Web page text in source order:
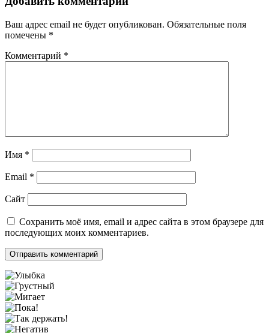
Ваш адрес email не будет опубликован. Обязательные поля
помечены *
Комментарий *
Имя *
Email *
Сайт
Сохранить моё имя, email и адрес сайта в этом браузере для
последующих моих комментариев.